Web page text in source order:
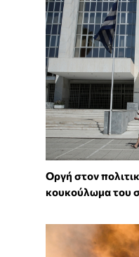
Οργή στον
κουκούλωμα του